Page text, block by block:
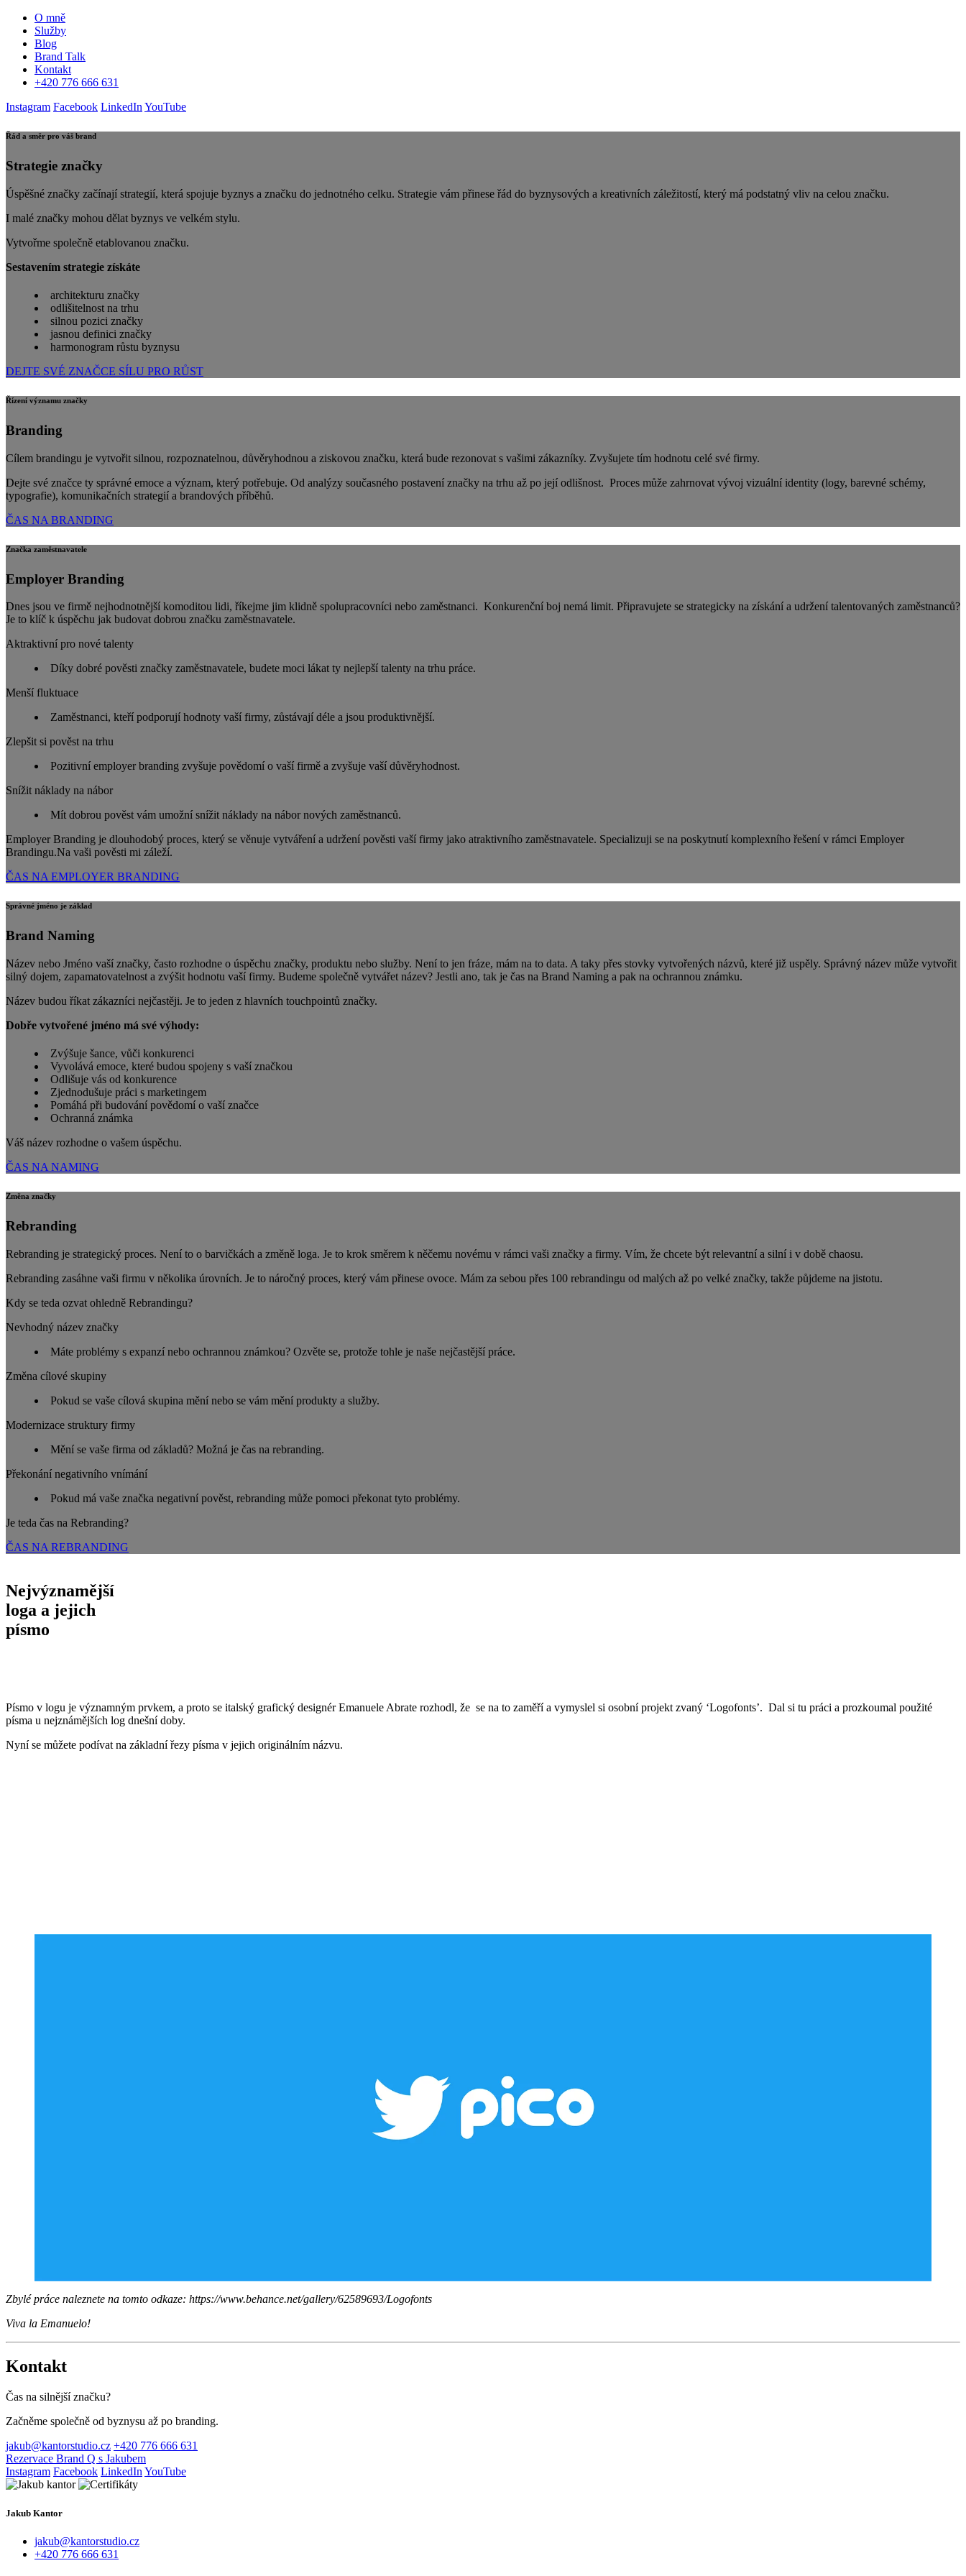
O mně
Služby
Blog
Brand Talk
Kontakt
+420 776 666 631
Instagram Facebook LinkedIn YouTube
Řád a směr pro váš brand
Strategie značky
Úspěšné značky začínají strategií, která spojuje byznys a značku do jednotného celku. Strategie vám přinese řád do byznysových a kreativních záležitostí, který má podstatný vliv na celou značku.
I malé značky mohou dělat byznys ve velkém stylu.
Vytvořme společně etablovanou značku.
Sestavením strategie získáte
architekturu značky
odlišitelnost na trhu
silnou pozici značky
jasnou definici značky
harmonogram růstu byznysu
DEJTE SVÉ ZNAČCE SÍLU PRO RŮST
Řízení významu značky
Branding
Cílem brandingu je vytvořit silnou, rozpoznatelnou, důvěryhodnou a ziskovou značku, která bude rezonovat s vašimi zákazníky. Zvyšujete tím hodnotu celé své firmy.
Dejte své značce ty správné emoce a význam, který potřebuje. Od analýzy současného postavení značky na trhu až po její odlišnost. Proces může zahrnovat vývoj vizuální identity (logy, barevné schémy,
typografie), komunikačních strategií a brandových příběhů.
ČAS NA BRANDING
Značka zaměstnavatele
Employer Branding
Dnes jsou ve firmě nejhodnotnější komoditou lidi, říkejme jim klidně spolupracovníci nebo zaměstnanci. Konkurenční boj nemá limit. Připravujete se strategicky na získání a udržení talentovaných zaměstnanců?
Je to klíč k úspěchu jak budovat dobrou značku zaměstnavatele.
Aktraktivní pro nové talenty
Díky dobré pověsti značky zaměstnavatele, budete moci lákat ty nejlepší talenty na trhu práce.
Menší fluktuace
Zaměstnanci, kteří podporují hodnoty vaší firmy, zůstávají déle a jsou produktivnější.
Zlepšit si pověst na trhu
Pozitivní employer branding zvyšuje povědomí o vaší firmě a zvyšuje vaší důvěryhodnost.
Snížit náklady na nábor
Mít dobrou pověst vám umožní snížit náklady na nábor nových zaměstnanců.
Employer Branding je dlouhodobý proces, který se věnuje vytváření a udržení pověsti vaší firmy jako atraktivního zaměstnavatele. Specializuji se na poskytnutí komplexního řešení v rámci Employer
Brandingu.Na vaši pověsti mi záleží.
ČAS NA EMPLOYER BRANDING
Správné jméno je základ
Brand Naming
Název nebo Jméno vaší značky, často rozhodne o úspěchu značky, produktu nebo služby. Není to jen fráze, mám na to data. A taky přes stovky vytvořených názvů, které již uspěly. Správný název může vytvořit
silný dojem, zapamatovatelnost a zvýšit hodnotu vaší firmy. Budeme společně vytvářet název? Jestli ano, tak je čas na Brand Naming a pak na ochrannou známku.
Název budou říkat zákazníci nejčastěji. Je to jeden z hlavních touchpointů značky.
Dobře vytvořené jméno má své výhody:
Zvýšuje šance, vůči konkurenci
Vyvolává emoce, které budou spojeny s vaší značkou
Odlišuje vás od konkurence
Zjednodušuje práci s marketingem
Pomáhá při budování povědomí o vaší značce
Ochranná známka
Váš název rozhodne o vašem úspěchu.
ČAS NA NAMING
Změna značky
Rebranding
Rebranding je strategický proces. Není to o barvičkách a změně loga. Je to krok směrem k něčemu novému v rámci vaši značky a firmy. Vím, že chcete být relevantní a silní i v době chaosu.
Rebranding zasáhne vaši firmu v několika úrovních. Je to náročný proces, který vám přinese ovoce. Mám za sebou přes 100 rebrandingu od malých až po velké značky, takže půjdeme na jistotu.
Kdy se teda ozvat ohledně Rebrandingu?
Nevhodný název značky
Máte problémy s expanzí nebo ochrannou známkou? Ozvěte se, protože tohle je naše nejčastější práce.
Změna cílové skupiny
Pokud se vaše cílová skupina mění nebo se vám mění produkty a služby.
Modernizace struktury firmy
Mění se vaše firma od základů? Možná je čas na rebranding.
Překonání negativního vnímání
Pokud má vaše značka negativní pověst, rebranding může pomoci překonat tyto problémy.
Je teda čas na Rebranding?
ČAS NA REBRANDING
Nejvýznamější
loga a jejich
písmo
Písmo v logu je významným prvkem, a proto se italský grafický designér Emanuele Abrate rozhodl, že se na to zaměří a vymyslel si osobní projekt zvaný ‘Logofonts’. Dal si tu práci a prozkoumal použité
písma u nejznámějších log dnešní doby.
Nyní se můžete podívat na základní řezy písma v jejich originálním názvu.
Zbylé práce naleznete na tomto odkaze: https://www.behance.net/gallery/62589693/Logofonts
Viva la Emanuelo!
Kontakt
Čas na silnější značku?
Začněme společně od byznysu až po branding.
jakub@kantorstudio.cz +420 776 666 631
Rezervace Brand Q s Jakubem
Instagram Facebook LinkedIn YouTube
Jakub Kantor
jakub@kantorstudio.cz
+420 776 666 631